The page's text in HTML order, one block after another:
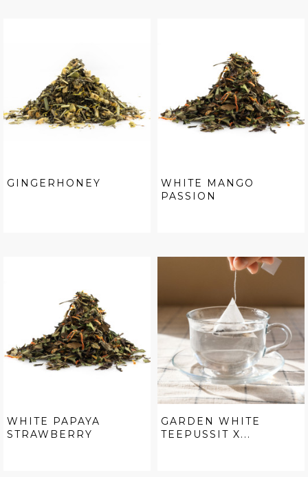
GINGERHONEY
WHITE MANGO
PASSION
WHITE PAPAYA
STRAWBERRY
GARDEN WHITE
TEEPUSSIT X...